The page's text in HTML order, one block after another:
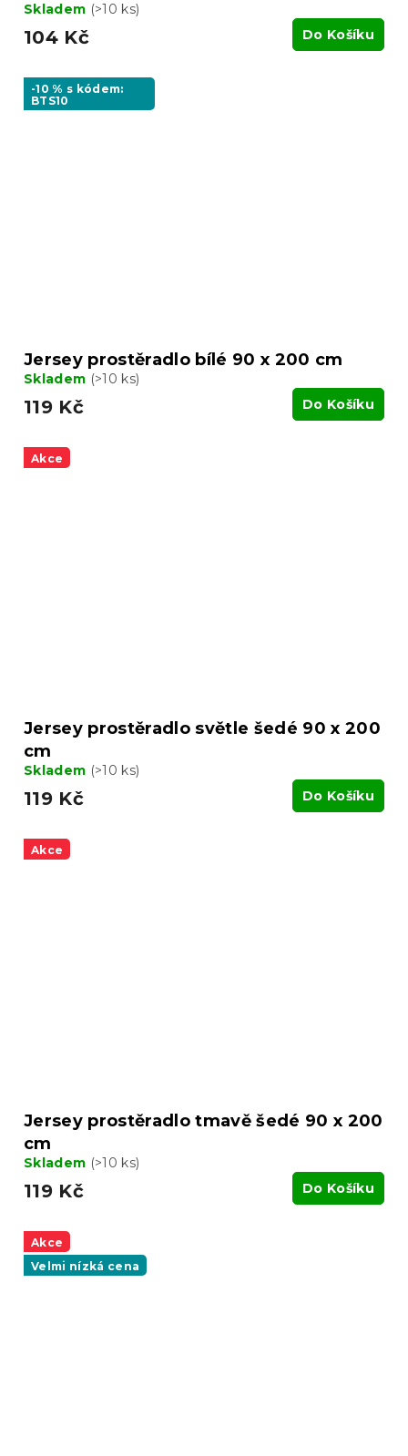
Skladem (>10 ks)
104 Kč Do Košíku
-10 % s kódem:
BTS10
Jersey prostěradlo bílé 90 x 200 cm
Skladem (>10 ks)
119 Kč Do Košíku
Akce
Jersey prostěradlo světle šedé 90 x 200
cm
Skladem (>10 ks)
119 Kč Do Košíku
Akce
Jersey prostěradlo tmavě šedé 90 x 200
cm
Skladem (>10 ks)
119 Kč Do Košíku
Akce
Velmi nízká cena